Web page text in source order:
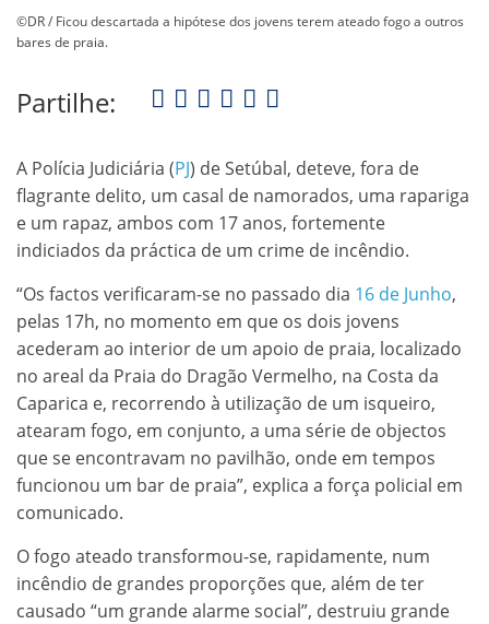
©DR / Ficou descartada a hipótese dos jovens terem ateado fogo a outros
bares de praia.
Partilhe:
A Polícia Judiciária (PJ) de Setúbal, deteve, fora de
flagrante delito, um casal de namorados, uma rapariga
e um rapaz, ambos com 17 anos, fortemente
indiciados da práctica de um crime de incêndio.
“Os factos verificaram-se no passado dia 16 de Junho,
pelas 17h, no momento em que os dois jovens
acederam ao interior de um apoio de praia, localizado
no areal da Praia do Dragão Vermelho, na Costa da
Caparica e, recorrendo à utilização de um isqueiro,
atearam fogo, em conjunto, a uma série de objectos
que se encontravam no pavilhão, onde em tempos
funcionou um bar de praia”, explica a força policial em
comunicado.
O fogo ateado transformou-se, rapidamente, num
incêndio de grandes proporções que, além de ter
causado “um grande alarme social”, destruiu grande